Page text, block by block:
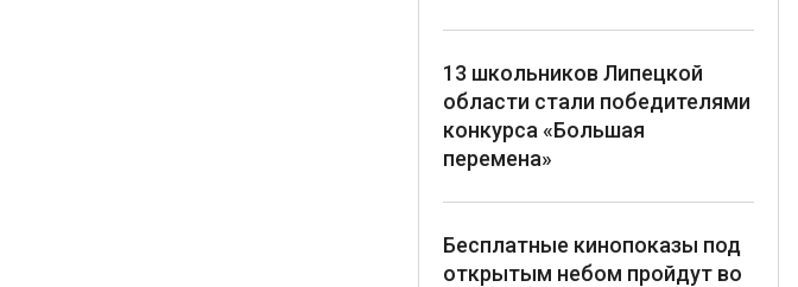
13 школьников Липецкой
области стали победителями
конкурса «Большая
перемена»
Бесплатные кинопоказы под
открытым небом пройдут во